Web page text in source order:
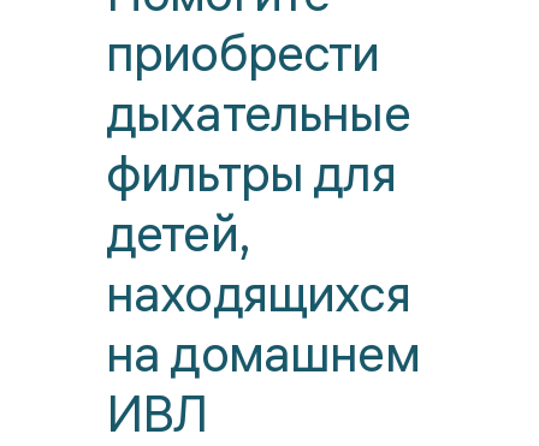
приобрести
дыхательные
фильтры для
детей,
находящихся
на домашнем
ИВЛ